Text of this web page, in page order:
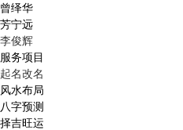
曾绎华
芳宁远
李俊辉
服务项目
起名改名
风水布局
八字预测
择吉旺运